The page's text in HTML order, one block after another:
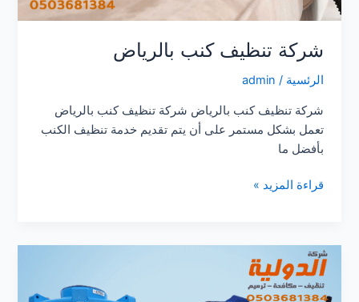
شركة تنظيف كنب بالرياض
الرئسية /
admin
شركة تنظيف كنب بالرياض شركة تنظيف كنب بالرياض
تعمل بشكل مستمر على أن يتم تقديم خدمة تنظيف الكنب
بأفضل ما
شركة
بالرياض
قراءة المزيد »